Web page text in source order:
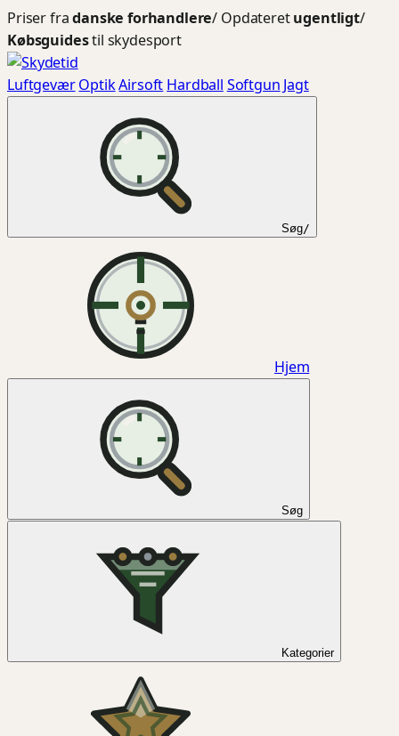
Spring
til
indhold
Priser fradanske forhandlere/ Opdateretugentligt/
Købsguidestil skydesport
Luftgevær OptikAirsoft Hardball Softgun Jagt
Søg/
Hjem
Søg
Kategorier